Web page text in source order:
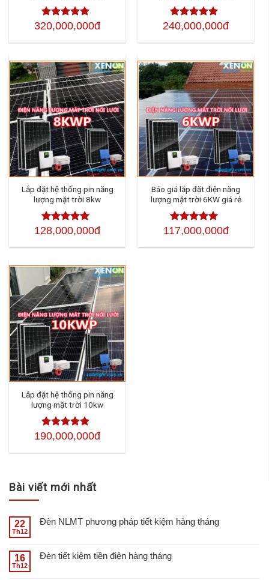
Được xếp
sao
320,000,000đ
Được xếp
sao
240,000,000đ
Lắp đặt hệ thống pin năng
lượng mặt trời 8kw
Được xếp
sao
128,000,000đ
Báo giá lắp đặt điện năng
lượng mặt trời 6KW giá rẻ
Được xếp
5 sao
117,000,000đ
Lắp đặt hệ thống pin năng
lượng mặt trời 10kw
Được xếp
sao
190,000,000đ
Bài viết mới nhất
22
Th12
Đèn NLMT phương pháp tiết kiệm hàng tháng
16
Th12
Đèn tiết kiệm tiền điện hàng tháng